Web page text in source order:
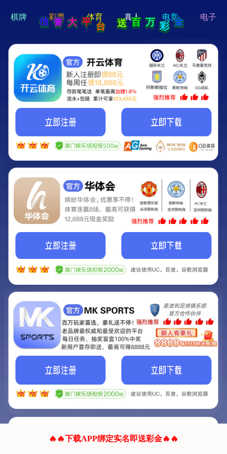
hi 💗
Hey Guys!
我们即将上线啦...
我们的网站正在建设.
它将是非常棒的网站.
联系我们!